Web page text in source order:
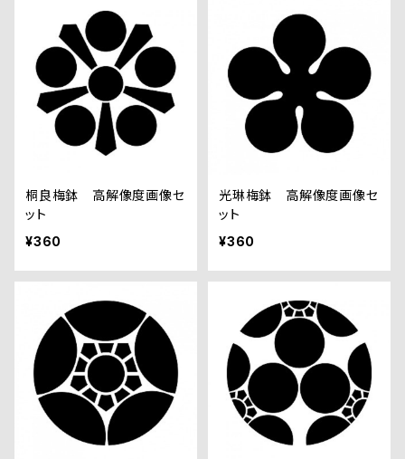
桐良梅鉢 高解像度画像セ
ット
¥360
光琳梅鉢 高解像度画像セ
ット
¥360